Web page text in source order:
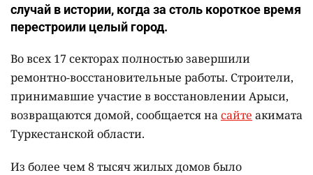
случай в истории, когда за столь короткое время
перестроили целый город.
Во всех 17 секторах полностью завершили
ремонтно-восстановительные работы. Строители,
принимавшие участие в восстановлении Арыси,
возвращаются домой, сообщается насайте акимата
Туркестанской области.
Из более чем 8 тысяч жилых домов было